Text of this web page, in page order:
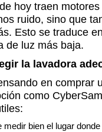
hoy traen
ruido, sino que
Esto se traduce
de luz más baja.
la lavadora
en comprar
como
medir bien el lugar